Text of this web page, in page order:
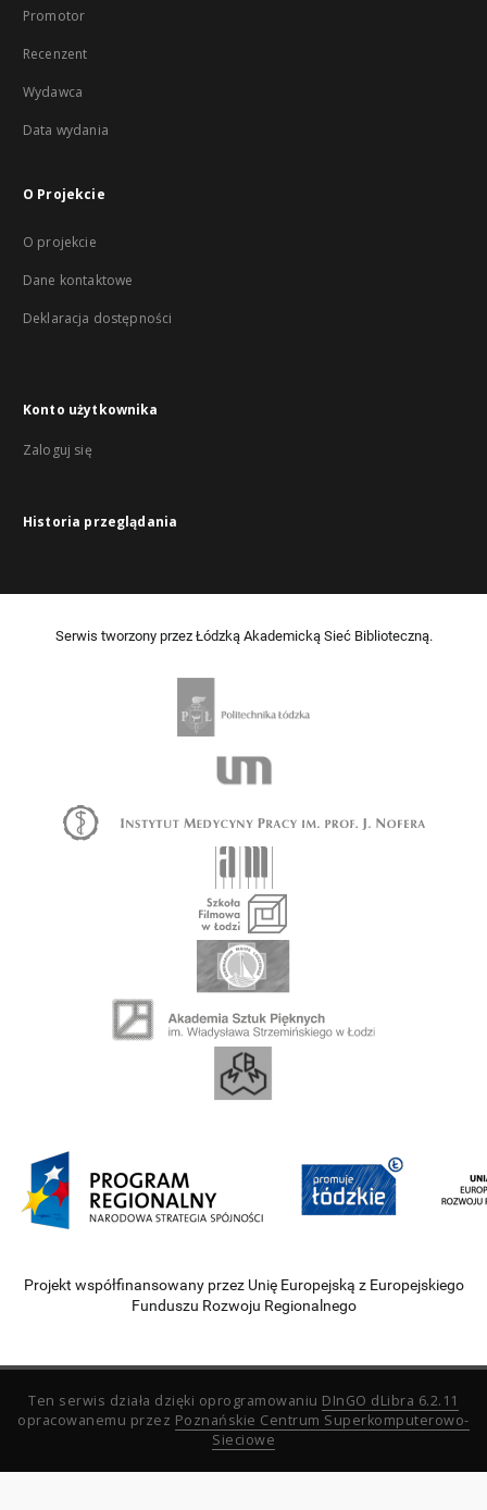
Promotor
Recenzent
Wydawca
Data wydania
O Projekcie
O projekcie
Dane kontaktowe
Deklaracja dostępności
Konto użytkownika
Zaloguj się
Historia przeglądania
Serwis tworzony przez Łódzką Akademicką Sieć Biblioteczną.
Projekt współfinansowany przez Unię Europejską z Europejskiego
Funduszu Rozwoju Regionalnego
Ten serwis działa dzięki oprogramowaniu DInGO dLibra 6.2.11
opracowanemu przez Poznańskie Centrum Superkomputerowo-
Sieciowe